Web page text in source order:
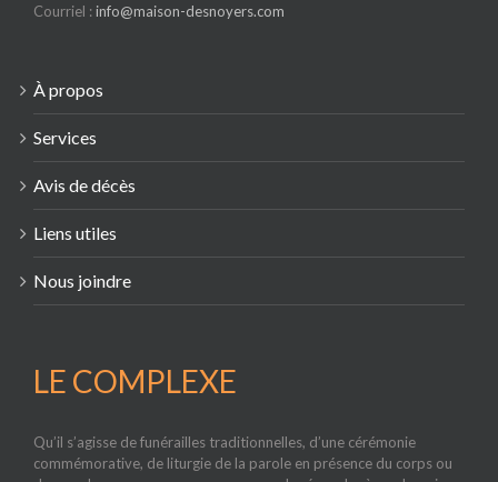
Courriel :info@maison-desnoyers.com
À propos
Services
Avis de décès
Liens utiles
Nous joindre
LE COMPLEXE
Qu’il s’agisse de funérailles traditionnelles, d’une cérémonie
commémorative, de liturgie de la parole en présence du corps ou